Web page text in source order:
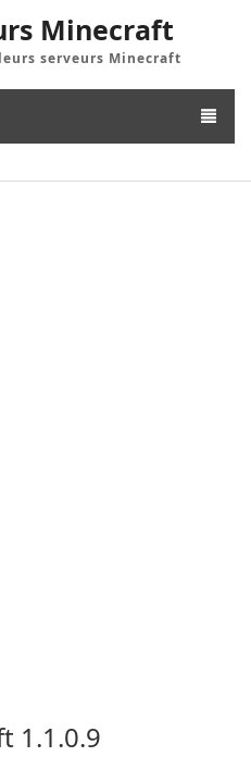
Minecraft
serveurs Minecraft
1.1.0.9